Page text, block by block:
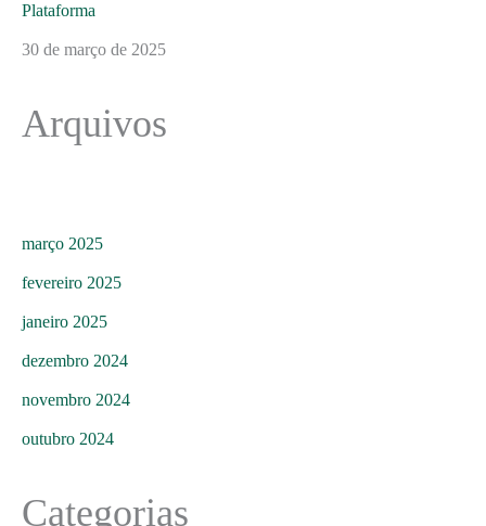
Plataforma
30 de março de 2025
Arquivos
março 2025
fevereiro 2025
janeiro 2025
dezembro 2024
novembro 2024
outubro 2024
Categorias